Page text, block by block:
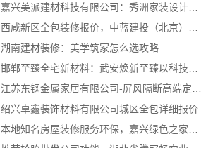
湖南建材装修：美学筑家怎么选攻略
绍兴卓鑫装饰材料有限公司城区全包详细报价